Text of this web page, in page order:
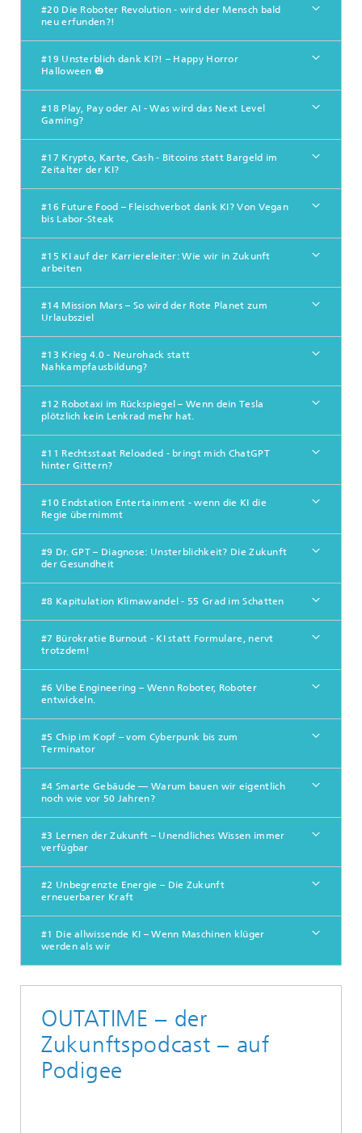
#20 Die Roboter Revolution - wird der Mensch bald
neu erfunden?!
#19 Unsterblich dank KI?! – Happy Horror
Halloween 🎃
#18 Play, Pay oder AI - Was wird das Next Level
Gaming?
#17 Krypto, Karte, Cash - Bitcoins statt Bargeld im
Zeitalter der KI?
#16 Future Food – Fleischverbot dank KI? Von Vegan
bis Labor-Steak
#15 KI auf der Karriereleiter: Wie wir in Zukunft
arbeiten
#14 Mission Mars – So wird der Rote Planet zum
Urlaubsziel
#13 Krieg 4.0 - Neurohack statt
Nahkampfausbildung?
#12 Robotaxi im Rückspiegel – Wenn dein Tesla
plötzlich kein Lenkrad mehr hat.
#11 Rechtsstaat Reloaded - bringt mich ChatGPT
hinter Gittern?
#10 Endstation Entertainment - wenn die KI die
Regie übernimmt
#9 Dr. GPT – Diagnose: Unsterblichkeit? Die Zukunft
der Gesundheit
#8 Kapitulation Klimawandel - 55 Grad im Schatten
#7 Bürokratie Burnout - KI statt Formulare, nervt
trotzdem!
#6 Vibe Engineering – Wenn Roboter, Roboter
entwickeln.
#5 Chip im Kopf – vom Cyberpunk bis zum
Terminator
#4 Smarte Gebäude — Warum bauen wir eigentlich
noch wie vor 50 Jahren?
#3 Lernen der Zukunft – Unendliches Wissen immer
verfügbar
#2 Unbegrenzte Energie – Die Zukunft
erneuerbarer Kraft
#1 Die allwissende KI – Wenn Maschinen klüger
werden als wir
OUTATIME – der
Zukunftspodcast – auf
Podigee